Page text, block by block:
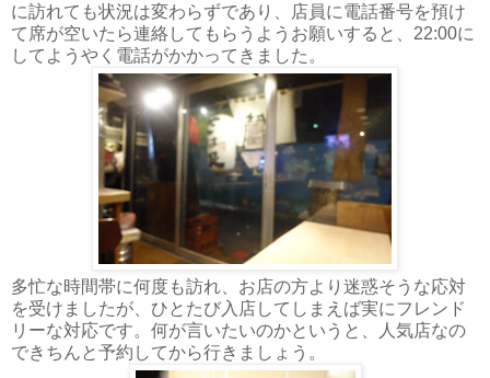
に訪れても状況は変わらずであり、店員に電話番号を預け
て席が空いたら連絡してもらうようお願いすると、22:00に
してようやく電話がかかってきました。
多忙な時間帯に何度も訪れ、お店の方より迷惑そうな応対
を受けましたが、ひとたび入店してしまえば実にフレンド
リーな対応です。何が言いたいのかというと、人気店なの
できちんと予約してから行きましょう。